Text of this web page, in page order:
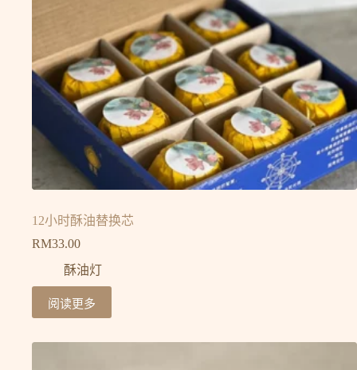
12小时酥油替换芯
RM33.00
酥油灯
阅读更多